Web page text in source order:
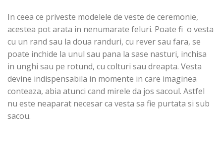
In ceea ce priveste modelele de veste de ceremonie,
acestea pot arata in nenumarate feluri. Poate fi o vesta
cu un rand sau la doua randuri, cu rever sau fara, se
poate inchide la unul sau pana la sase nasturi, inchisa
in unghi sau pe rotund, cu colturi sau dreapta. Vesta
devine indispensabila in momente in care imaginea
conteaza, abia atunci cand mirele da jos sacoul. Astfel
nu este neaparat necesar ca vesta sa fie purtata si sub
sacou.